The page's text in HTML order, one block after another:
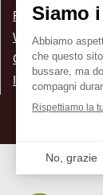
Registrati
Wishlist
Contatti
Iscrizione alla